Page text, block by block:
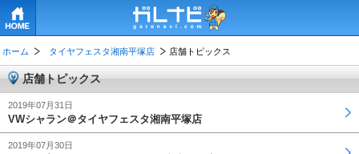
ホーム タイヤフェスタ湘南平塚店 店舗トピックス
店舗トピックス
2019年07月31日
VWシャラン＠タイヤフェスタ湘南平塚店
2019年07月30日